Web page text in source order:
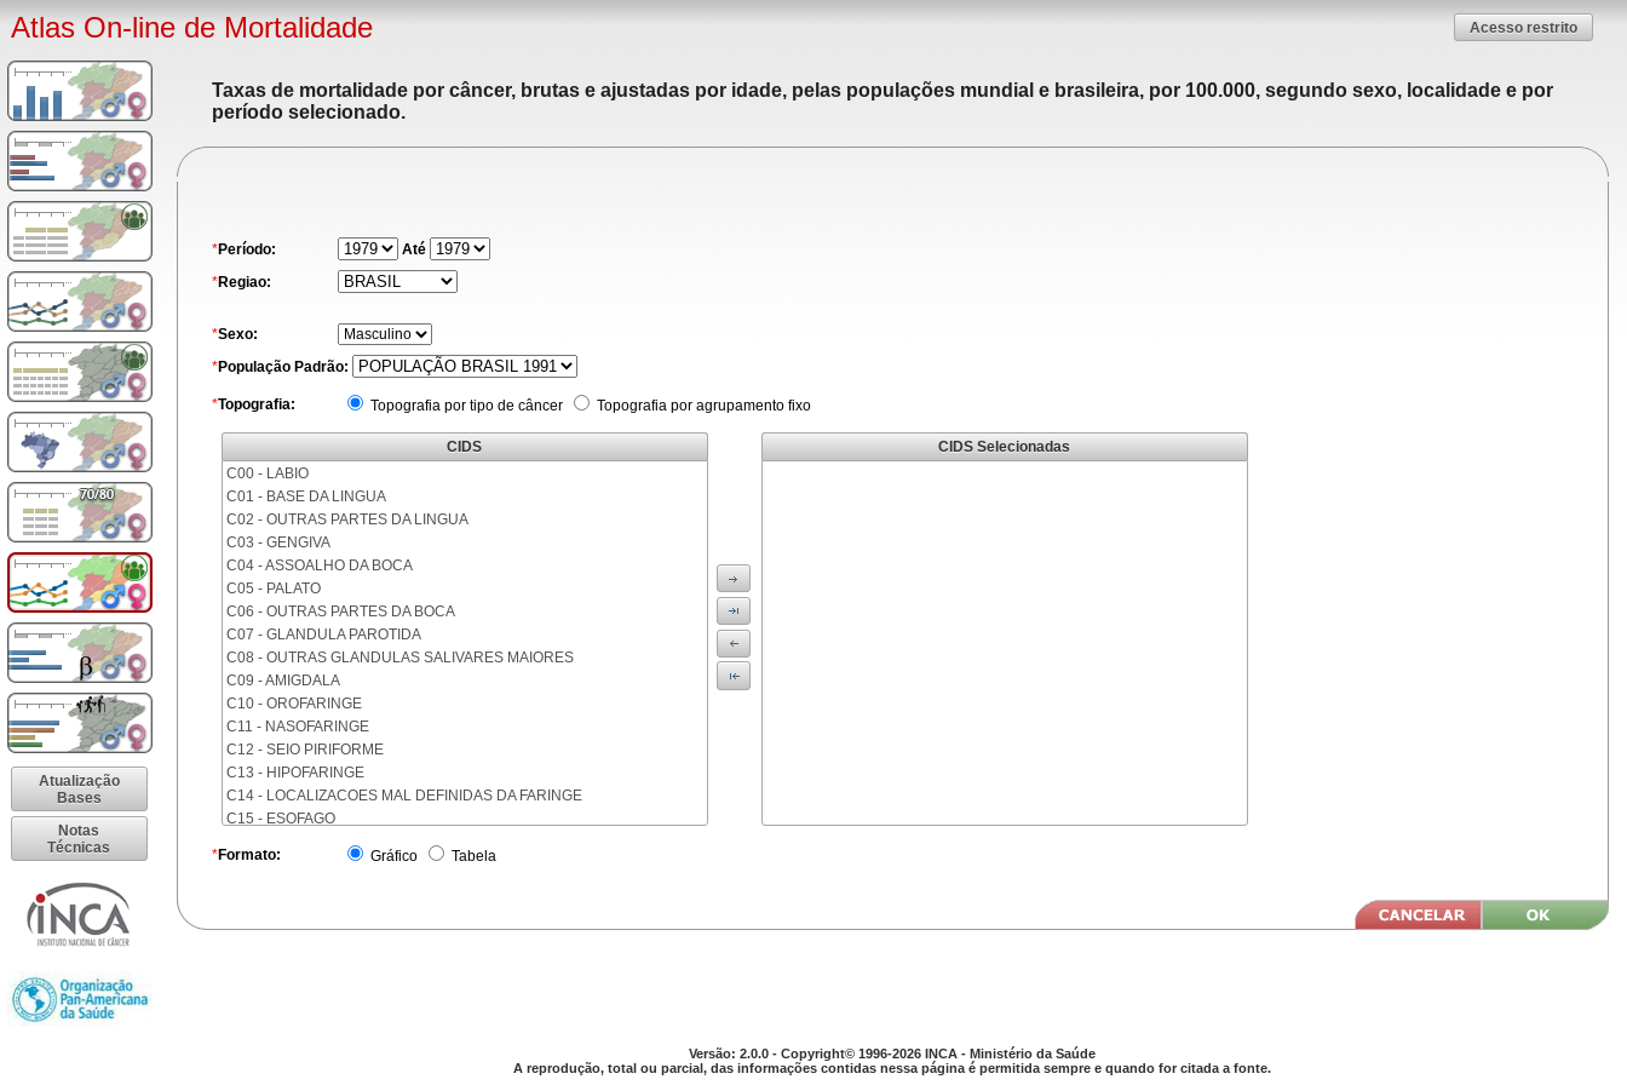
Atlas On-line de Mortalidade Acesso restrito
Atualização
Bases
Notas
Técnicas
Taxas de mortalidade por câncer, brutas e ajustadas por idade, pelas populações mundial e brasileira, por 100.000, segundo sexo, localidade e por
período selecionado.
*Período:
Até
*Regiao:
*Sexo:
*População Padrão:
*Topografia: Topografia por tipo de câncer Topografia por agrupamento fixo
CIDS
C00 - LABIO
C01 - BASE DA LINGUA
C02 - OUTRAS PARTES DA LINGUA
C03 - GENGIVA
C04 - ASSOALHO DA BOCA
C05 - PALATO
C06 - OUTRAS PARTES DA BOCA
C07 - GLANDULA PAROTIDA
C08 - OUTRAS GLANDULAS SALIVARES MAIORES
C09 - AMIGDALA
C10 - OROFARINGE
C11 - NASOFARINGE
C12 - SEIO PIRIFORME
C13 - HIPOFARINGE
C14 - LOCALIZACOES MAL DEFINIDAS DA FARINGE
C15 - ESOFAGO
C17 - INTESTINO DELGADO
C20 - RETO
C26 - LOCALIZACOES MAL DEFINIDAS NO APARELHO DIGESTIVO
CIDS Selecionadas
*Formato: Gráfico Tabela
Versão: 2.0.0 - Copyright© 1996-2026 INCA - Ministério da Saúde
A reprodução, total ou parcial, das informações contidas nessa página é permitida sempre e quando for citada a fonte.